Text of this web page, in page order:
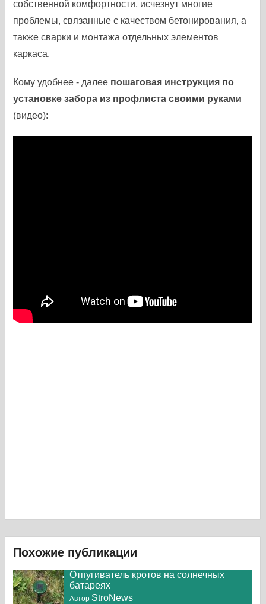
собственной комфортности, исчезнут многие
проблемы, связанные с качеством бетонирования, а
также сварки и монтажа отдельных элементов
каркаса.
Кому удобнее - далее пошаговая инструкция по
установке забора из профлиста своими руками
(видео):
Похожие публикации
Отпугиватель кротов на солнечных
батареях
Автор StroNews